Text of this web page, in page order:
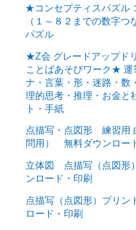
★コンセプティスパズ
（１～８２までの数字
パズル
★Z会 グレードアップド
ことばあそびワーク★ 運
ナ・言葉・形・迷路・数
理的思考・推理・お金と
ト・手紙
点描写・点図形 練習用
問用） 無料ダウンロー
立体図 点描写（点図
ンロード・印刷
点描写（点図形）プリ
ロード・印刷